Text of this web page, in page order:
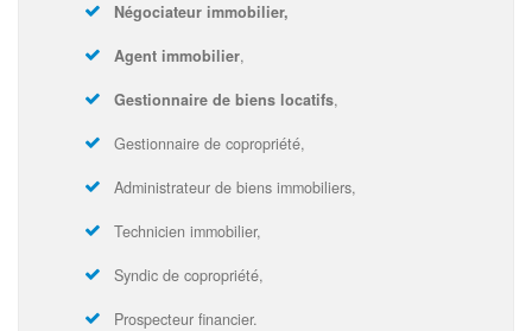
Négociateur immobilier,
Agent immobilier,
Gestionnaire de biens locatifs,
Gestionnaire de copropriété,
Administrateur de biens immobiliers,
Technicien immobilier,
Syndic de copropriété,
Prospecteur financier.